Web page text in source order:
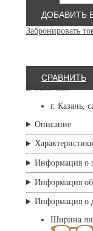
TANK
C4
25
ДОБАВИТЬ
Забронировать
СРАВНИТЬ
В наличии:
г. Казань,
Описание
Характеристики
Информация о
Информация об
Информация о
Ширина